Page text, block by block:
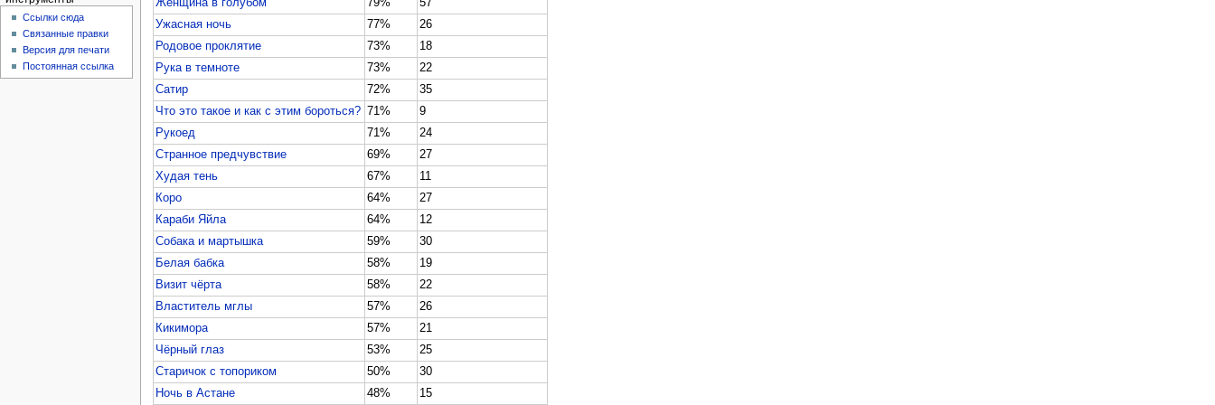
Ужасная ночь
77%
26
Родовое проклятие
73%
18
Рука в темноте
73%
22
Сатир
72%
35
Что это такое и как с этим бороться? 71%
9
Рукоед
71%
24
Странное предчувствие
69%
27
Худая тень
67%
11
Коро
64%
27
Караби Яйла
64%
12
Собака и мартышка
59%
30
Белая бабка
58%
19
Визит чёрта
58%
22
Властитель мглы
57%
26
Кикимора
57%
21
Чёрный глаз
53%
25
Старичок с топориком
50%
30
Ночь в Астане
48% 15
Ссылки сюда
Связанные правки
Версия для печати
Постоянная ссылка